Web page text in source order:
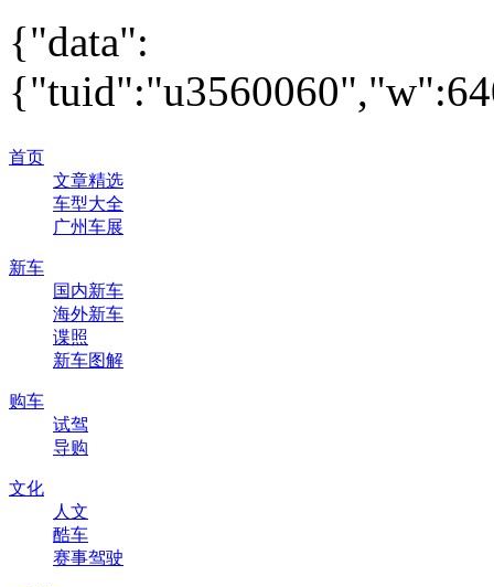
{"data":
首页
文章精选
车型大全
广州车展
新车
国内新车
海外新车
谍照
新车图解
购车
试驾
导购
文化
人文
酷车
赛事驾驶